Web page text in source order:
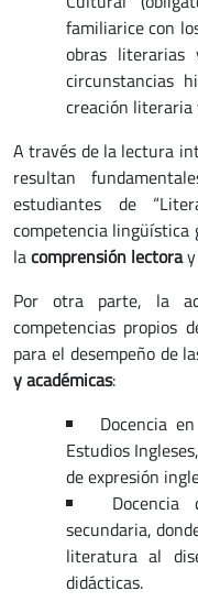
familiarice con
obras literarias
circunstancias
creación literaria
A través de la lectura
resultan
estudiantes de
competencia lingüística
lacomprensión lectoray
Por otra parte, la
competencias propios
para el desempeño de
y académicas:
Docencia
Estudios Ingleses,
de expresión
secundaria,
literatura al
didácticas.